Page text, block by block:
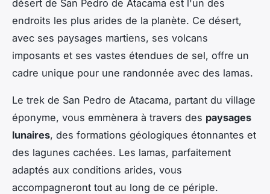
désert de San Pedro de Atacama est l'un des
endroits les plus arides de la planète. Ce désert,
avec ses paysages martiens, ses volcans
imposants et ses vastes étendues de sel, offre un
cadre unique pour une randonnée avec des lamas.
Le trek de San Pedro de Atacama, partant du village
éponyme, vous emmènera à travers des paysages
lunaires, des formations géologiques étonnantes et
des lagunes cachées. Les lamas, parfaitement
adaptés aux conditions arides, vous
accompagneront tout au long de ce périple.